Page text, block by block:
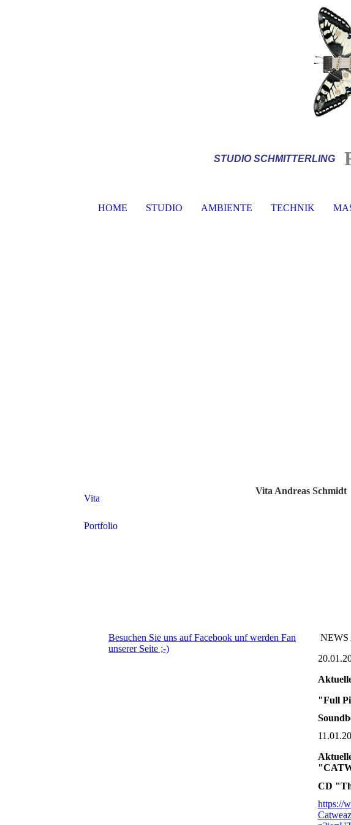
STUDIO SCHMITTERLING
HOME STUDIO AMBIENTE TECHNIK
Vita
Portfolio
Vita Andreas Schmidt
Besuchen Sie uns auf Facebook unf werden Fan
unserer Seite ;-)
NEWS
"Full
CD
https://